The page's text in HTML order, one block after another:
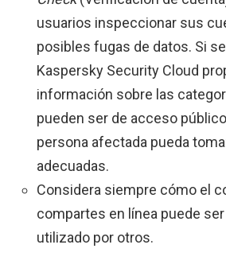
usuarios inspeccionar sus
posibles fugas de datos. Si
Kaspersky Security Cloud
información sobre las
pueden ser de acceso
persona afectada pueda
adecuadas.
Considera siempre cómo el
compartes en línea puede
utilizado por otros.